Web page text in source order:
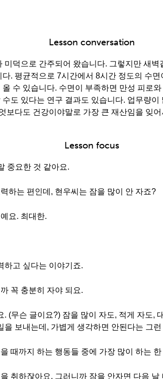
Lesson conversation
덕으로 간주되어 왔습니다. 그렇지만 새
. 평균적으로 7시간에서 8시간 정도의 수
수 있습니다. 수면이 부족하면 만성 피로
도 있다는 연구 결과도 있습니다. 업무량
보다도 건강이야말로 가장 큰 재산임을 잊
Lesson focus
중요한 것 같아요.
하는 편인데, 현우씨는 잠을 많이 안 자죠?
요. 최대한.
하고 싶다는 이야기죠.
꼭 충분히 자야 되요.
(무슨 글이요?) 잠을 많이 자도, 적게 자도,
보내는데, 가볍게 생각하면 안된다는 그런
때까지 하는 행동들 중에 가장 많이 하는
취하잖아요. 그러니까 잠을 안자면 다음